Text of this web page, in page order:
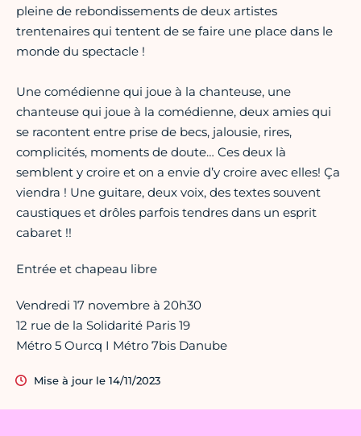
pleine de rebondissements de deux artistes
trentenaires qui tentent de se faire une place dans le
monde du spectacle !
Une comédienne qui joue à la chanteuse, une
chanteuse qui joue à la comédienne, deux amies qui
se racontent entre prise de becs, jalousie, rires,
complicités, moments de doute… Ces deux là
semblent y croire et on a envie d’y croire avec elles! Ça
viendra ! Une guitare, deux voix, des textes souvent
caustiques et drôles parfois tendres dans un esprit
cabaret !!
Entrée et chapeau libre
Vendredi 17 novembre à 20h30
12 rue de la Solidarité Paris 19
Métro 5 Ourcq I Métro 7bis Danube
Mise à jour le 14/11/2023